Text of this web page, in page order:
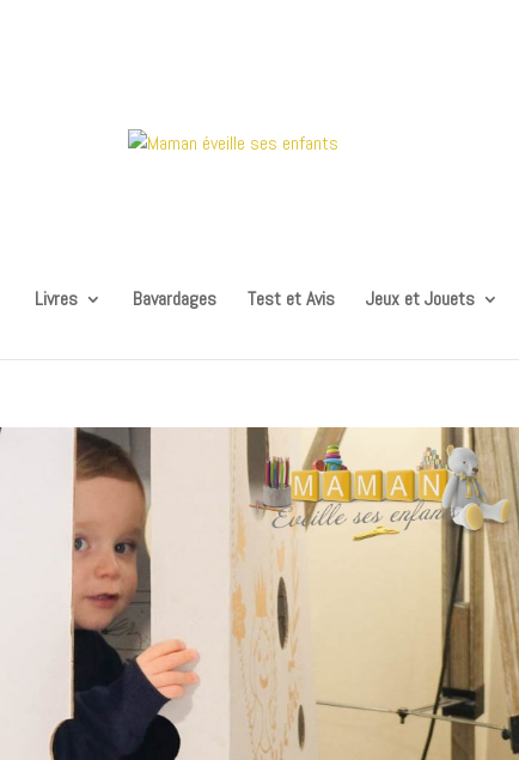
Livres Bavardages Test et Avis Jeux et Jouets